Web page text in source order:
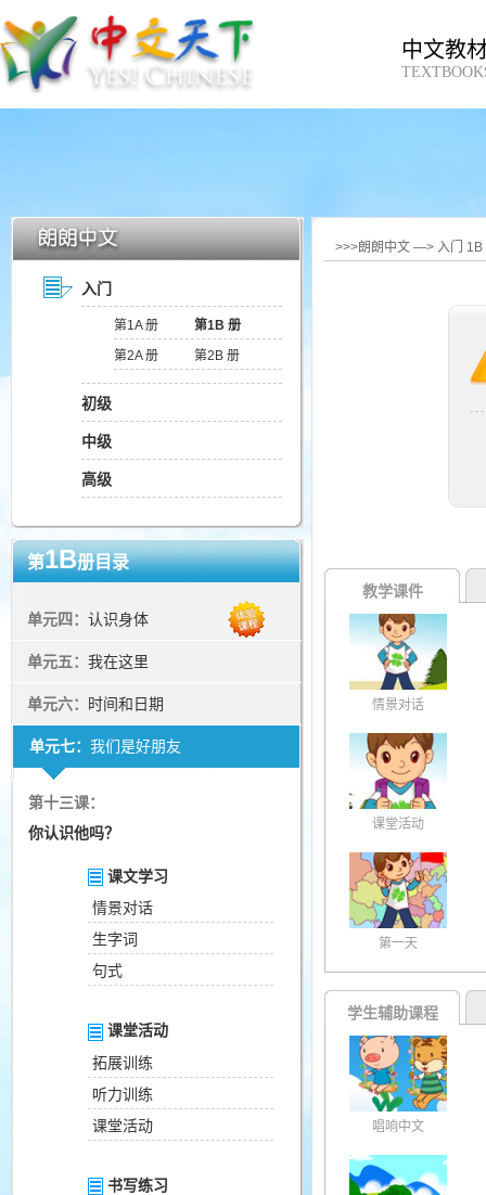
中文教
入门
第1A 册
第1B 册
第2A 册
第2B 册
初级
中级
高级
第1B册目录
单元四： 认识身体
单元五： 我在这里
单元六： 时间和日期
单元七： 我们是好朋友
第十三课：
你认识他吗？
课文学习
情景对话
生字词
句式
课堂活动
拓展训练
听力训练
课堂活动
书写练习
>>>朗朗中文 —> 入门
教学课件
情景对话
课堂活动
第一天
学生辅助课程
唱响中文